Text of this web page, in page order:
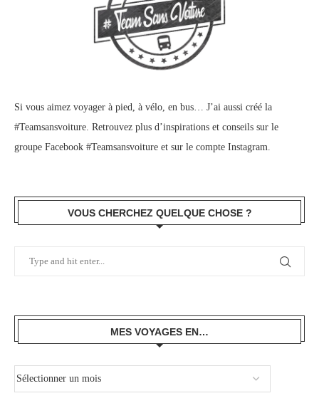
Si vous aimez voyager à pied, à vélo, en bus… J’ai aussi créé la
#Teamsansvoiture. Retrouvez plus d’inspirations et conseils sur le
groupe Facebook #Teamsansvoiture et sur le compte Instagram.
VOUS CHERCHEZ QUELQUE CHOSE ?
MES VOYAGES EN…